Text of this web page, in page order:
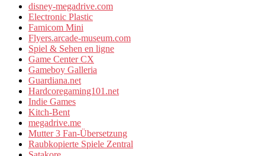
disney-megadrive.com
Electronic Plastic
Famicom Mini
Flyers.arcade-museum.com
Spiel & Sehen en ligne
Game Center CX
Gameboy Galleria
Guardiana.net
Hardcoregaming101.net
Indie Games
Kitch-Bent
megadrive.me
Mutter 3 Fan-Übersetzung
Raubkopierte Spiele Zentral